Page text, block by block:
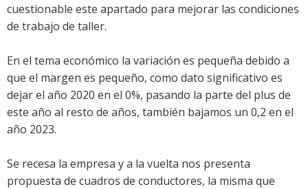
cuestionable este apartado para mejorar las condiciones
de trabajo de taller.
En el tema económico la variación es pequeña debido a
que el margen es pequeño, como dato significativo es
dejar el año 2020 en el 0%, pasando la parte del plus de
este año al resto de años, también bajamos un 0,2 en el
año 2023.
Se recesa la empresa y a la vuelta nos presenta
propuesta de cuadros de conductores, la misma que